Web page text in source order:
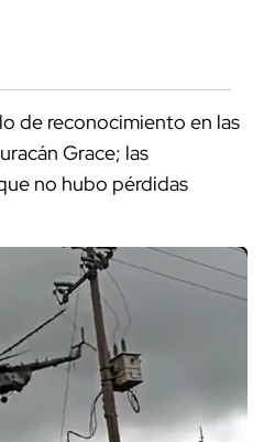
de reconocimiento en las
Grace; las
no hubo pérdidas